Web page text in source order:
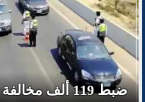
ضبط 119 ألف مخالفة مرور بينها 39 حالة مخدرات